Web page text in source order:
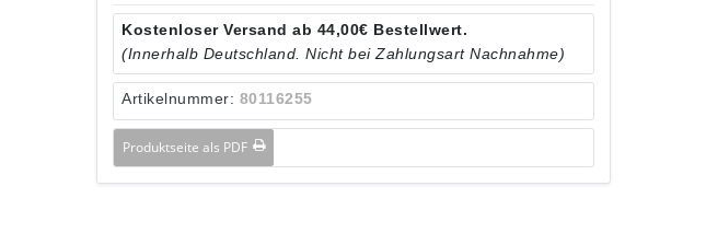
Kostenloser Versand ab 44,00€ Bestellwert.
(Innerhalb Deutschland. Nicht bei Zahlungsart Nachnahme)
Artikelnummer: 80116255
Produktseite als PDF